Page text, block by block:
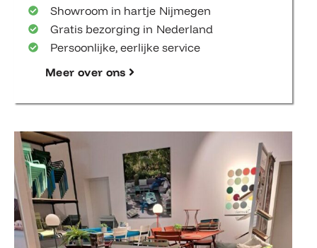
Showroom in hartje Nijmegen
Gratis bezorging in Nederland
Persoonlijke, eerlijke service
Meer over ons